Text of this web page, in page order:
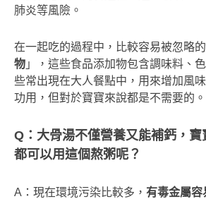
肺炎等風險。
在一起吃的過程中，比較容易被忽略的
物 」，這些食品添加物包含調味料、
些常出現在大人餐點中，用來增加風
功用，但對於寶寶來說都是不需要的。
Q ：大骨湯不僅營養又能補鈣，
都可以用這個熬粥呢？
A：現在環境污染比較多， 有毒金屬容